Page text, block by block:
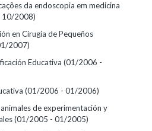
da endoscopia em medicina
2008)
en Cirugía de Pequeños
2007)
Educativa (01/2006 -
(01/2006 - 01/2006)
de experimentación y
(01/2005 - 01/2005)